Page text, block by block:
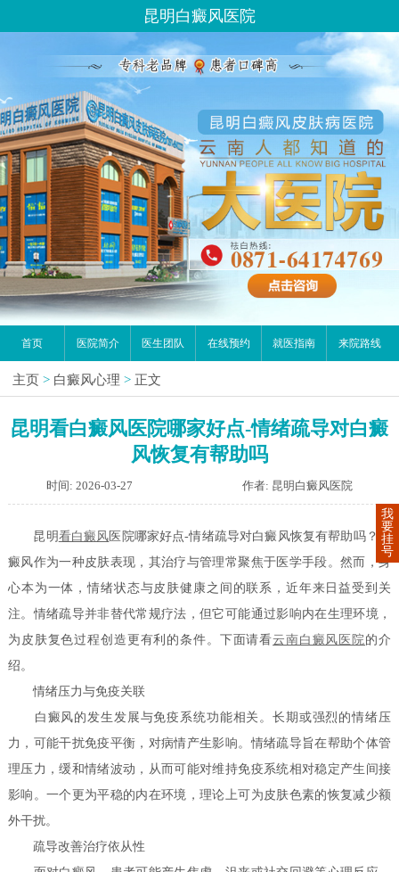
昆明白癜风医院
首页 医院简介 医生团队 在线预约 就医指南 来院路线
主页 > 白癜风心理 > 正文
昆明看白癜风医院哪家好点-情绪疏导对白癜
风恢复有帮助吗
时间: 2026-03-27 作者: 昆明白癜风医院
昆明看白癜风 医院哪家好点-情绪疏导对白癜风恢复有帮助吗？白
癜风作为一种皮肤表现，其治疗与管理常聚焦于医学手段。然而，身
心本为一体，情绪状态与皮肤健康之间的联系，近年来日益受到关
注。情绪疏导并非替代常规疗法，但它可能通过影响内在生理环境，
为皮肤复色过程创造更有利的条件。下面请看云南白癜风医院的介
绍。
情绪压力与免疫关联
白癜风的发生发展与免疫系统功能相关。长期或强烈的情绪压
力，可能干扰免疫平衡，对病情产生影响。情绪疏导旨在帮助个体管
理压力，缓和情绪波动，从而可能对维持免疫系统相对稳定产生间接
影响。一个更为平稳的内在环境，理论上可为皮肤色素的恢复减少额
外干扰。
疏导改善治疗依从性
我
要
挂
号